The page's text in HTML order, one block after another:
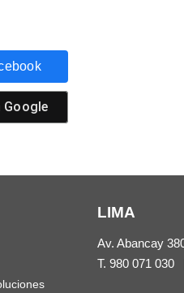
Google
LIMA
Av. Abancay
T. 980 071 030